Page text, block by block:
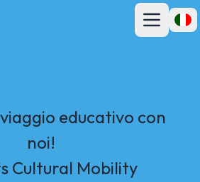
Apri menu
Apri
educativo con
noi!
Cultural Mobility